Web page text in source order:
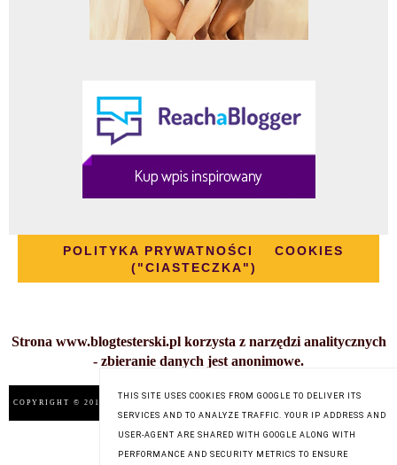
POLITYKA PRYWATNOŚCI
COOKIES
("CIASTECZKA")
Strona www.blogtesterski.pl korzysta z narzędzi analitycznych
- zbieranie danych jest anonimowe.
COPYRIGHT © 2014
THIS SITE USES COOKIES FROM GOOGLE TO DELIVER ITS
SERVICES AND TO ANALYZE TRAFFIC. YOUR IP ADDRESS AND
USER-AGENT ARE SHARED WITH GOOGLE ALONG WITH
PERFORMANCE AND SECURITY METRICS TO ENSURE